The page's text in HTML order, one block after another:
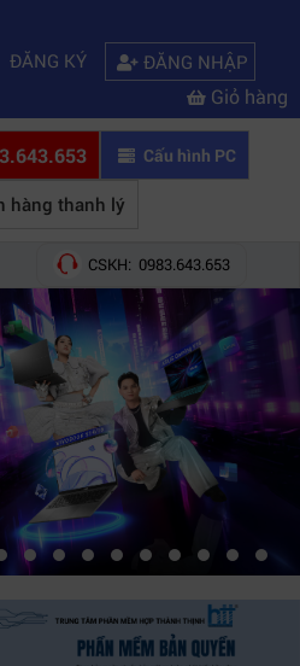
ĐĂNG KÝ ĐĂNG NHẬP
Giỏ hàng
Cấu hình PC
hàng thanh lý
CSKH: 0983.643.653